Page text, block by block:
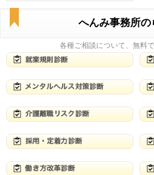
へんみ事務所
各種ご相談について、無料